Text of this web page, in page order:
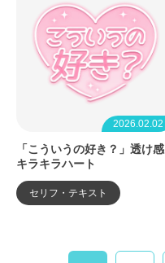
2026.02.02
「こういうの好き？」透け感
キラキラハート
セリフ・テキスト